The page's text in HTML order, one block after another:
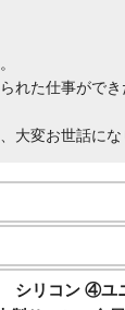
た仕事ができ
大変お世話にな
リコン ④ユ